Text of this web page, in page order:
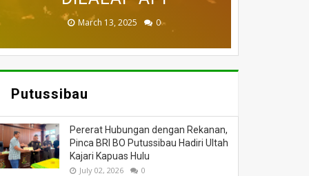
July 05, 2026 0
November 27, 2025
March 26, 2025 0
March 13, 2025 0
February 18, 2025 0
Putussibau
Pererat Hubungan dengan Rekanan,
Pinca BRI BO Putussibau Hadiri Ultah
Kajari Kapuas Hulu
July 02, 2026 0